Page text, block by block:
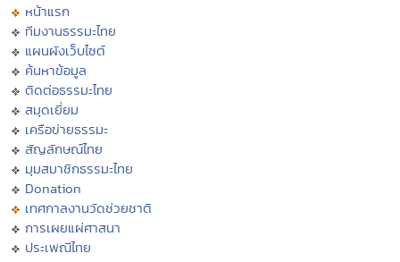
หน้าแรก
ทีมงานธรรมะไทย
แผนผังเว็บไซต์
ค้นหาข้อมูล
ติดต่อธรรมะไทย
สมุดเยี่ยม
เครือข่ายธรรมะ
สัญลักษณ์ไทย
มุมสมาชิกธรรมะไทย
Donation
เทศกาลงานวัดช่วยชาติ
การเผยแผ่ศาสนา
ประเพณีไทย